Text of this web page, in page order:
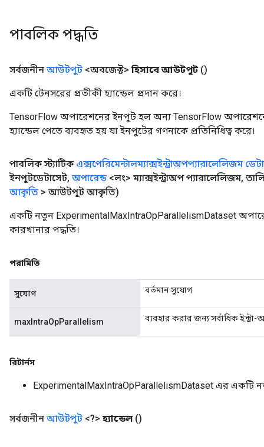
পাবলিক পদ্ধতি
সর্বজনীন আউটপুট <অবজেক্ট> হিসাবে আউটপুট ()
একটি টেনসরের প্রতীকী হ্যান্ডেল প্রদান করে।
TensorFlow অপারেশনের ইনপুট হল অন্য TensorFlow
হ্যান্ডেল পেতে ব্যবহৃত হয় যা ইনপুটের গণনাকে প্রতিনিধিত্ব করে।
পাবলিক স্ট্যাটিক এক্সপেরিমেন্টালম্যাক্সইন্ট্রাঅপপ্যারালেলিজম
ইনপুটডেটাসেট, অপারেন্ড <লং> ম্যাক্সইন্ট্রাঅপ প্যারালেলিজম,
আকৃতি > আউটপুট আকৃতি)
একটি নতুন ExperimentalMaxIntraOpParallelismDataset
কারখানার পদ্ধতি।
পরামিতি
সুযোগ বর্তমান সুযোগ
maxIntraOpParallelism ব্যবহার করার জন্য সর্বাধিক
রিটার্নস
ExperimentalMaxIntraOpParallelismDataset এর একটি
সর্বজনীন আউটপুট <?> হ্যান্ডেল ()